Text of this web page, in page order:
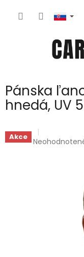
Pánska
hnedá, UV
Akce Priemerné